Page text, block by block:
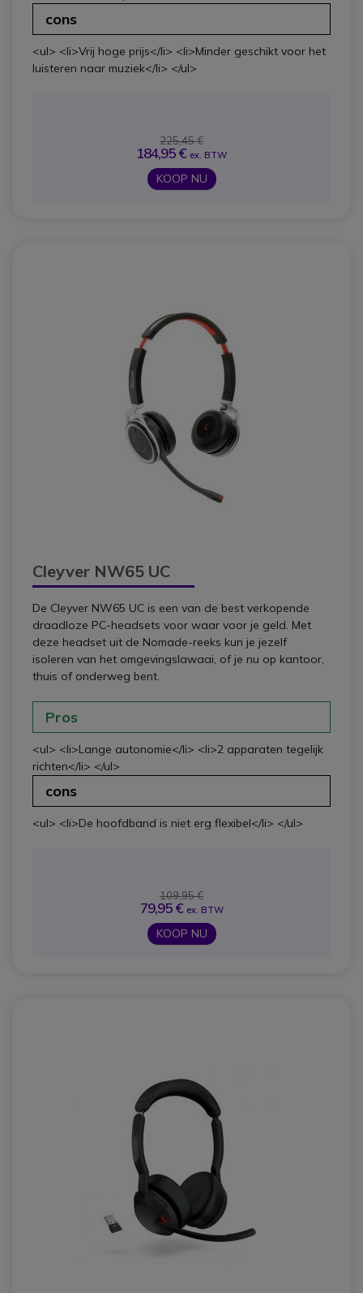
cons
<ul> <li>Vrij hoge prijs</li> <li>Minder geschikt voor het
luisteren naar muziek</li> </ul>
225,45 €
184,95 € ex. BTW
KOOP NU
Cleyver NW65 UC
De Cleyver NW65 UC is een van de best verkopende
draadloze PC-headsets voor waar voor je geld. Met
deze headset uit de Nomade-reeks kun je jezelf
isoleren van het omgevingslawaai, of je nu op kantoor,
thuis of onderweg bent.
Pros
<ul> <li>Lange autonomie</li> <li>2 apparaten tegelijk
richten</li> </ul>
cons
<ul> <li>De hoofdband is niet erg flexibel</li> </ul>
109,95 €
79,95 € ex. BTW
KOOP NU